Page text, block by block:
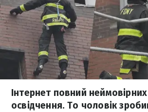
Інтернет повний неймовірних
освідчення. То чоловік